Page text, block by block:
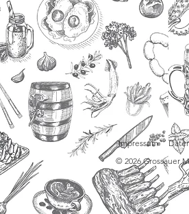
Impressum
© 2026 Grossauer